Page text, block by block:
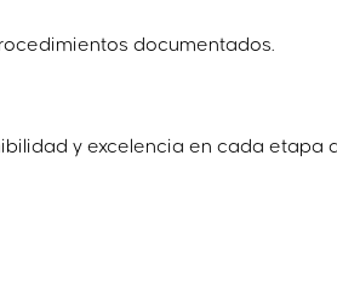
documentados.
y excelencia en cada etapa